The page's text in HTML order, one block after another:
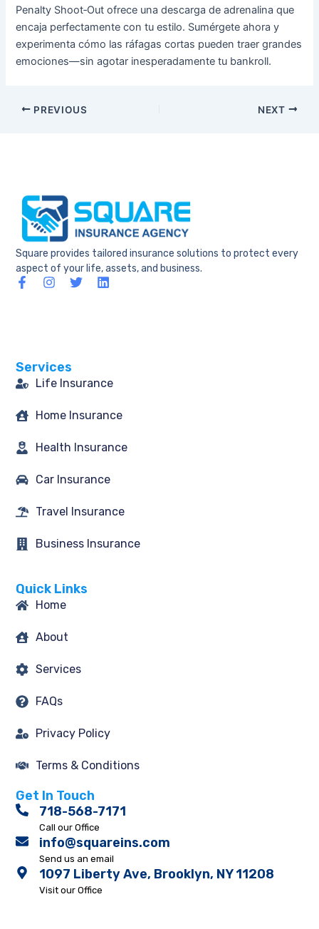
Penalty Shoot‑Out ofrece una descarga de adrenalina que
encaja perfectamente con tu estilo. Sumérgete ahora y
experimenta cómo las ráfagas cortas pueden traer grandes
emociones—sin agotar inesperadamente tu bankroll.
PREVIOUS NEXT
Services
Life Insurance
Home Insurance
Health Insurance
Car Insurance
Travel Insurance
Business Insurance
Quick Links
Home
About
Services
FAQs
Privacy Policy
Terms & Conditions
Get In Touch
718-568-7171
Call our Office
info@squareins.com
Send us an email
1097 Liberty Ave, Brooklyn, NY 11208
Visit our Office
Square provides tailored insurance solutions to protect every
aspect of your life, assets, and business.
F
a
k
-
I
a
m
T
L